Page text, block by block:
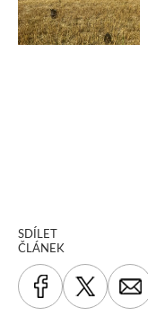
SDÍLET
ČLÁNEK